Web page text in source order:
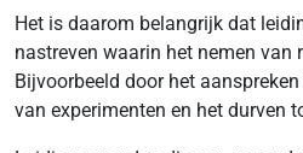
Het is daarom belangrijk dat
nastreven waarin het nemen van
Bijvoorbeeld door het
van experimenten en het durven